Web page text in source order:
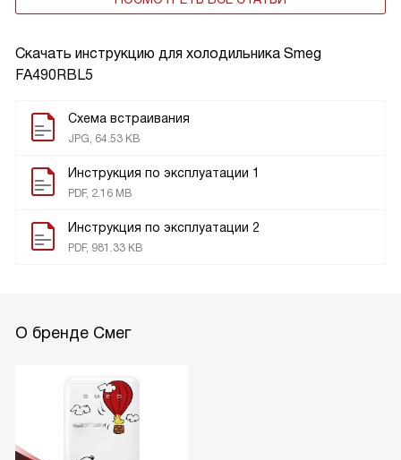
Скачать инструкцию для холодильника Smeg
FA490RBL5
Схема встраивания
JPG, 64.53 KB
Инструкция по эксплуатации 1
PDF, 2.16 MB
Инструкция по эксплуатации 2
PDF, 981.33 KB
О бренде Смег